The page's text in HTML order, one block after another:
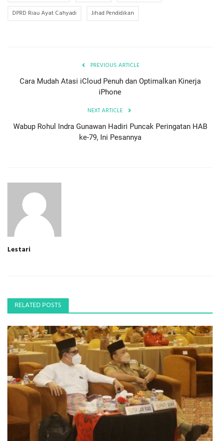
DPRD Riau Ayat Cahyadi
Jihad Pendidikan
PREVIOUS ARTICLE
Cara Mudah Atasi iCloud Penuh dan Optimalkan Kinerja
iPhone
NEXT ARTICLE
Wabup Rohul Indra Gunawan Hadiri Puncak Peringatan HAB
ke-79, Ini Pesannya
Lestari
RELATED POSTS